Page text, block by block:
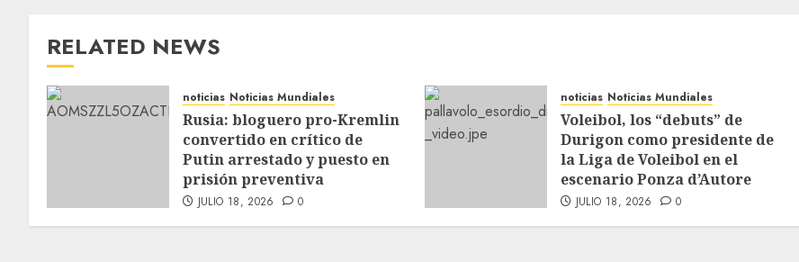
RELATED NEWS
noticias Noticias Mundiales
Rusia: bloguero pro-Kremlin
convertido en crítico de
Putin arrestado y puesto en
prisión preventiva
JULIO 18, 2026 0
noticias Noticias Mundiales
Voleibol, los “debuts” de
Durigon como presidente de
la Liga de Voleibol en el
escenario Ponza d’Autore
JULIO 18, 2026 0